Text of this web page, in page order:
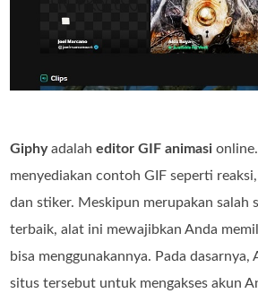
Giphyadalaheditor GIF animasi
menyediakan contoh GIF seperti
dan stiker. Meskipun merupakan salah
terbaik, alat ini mewajibkan Anda
bisa menggunakannya. Pada dasarnya,
situs tersebut untuk mengakses akun